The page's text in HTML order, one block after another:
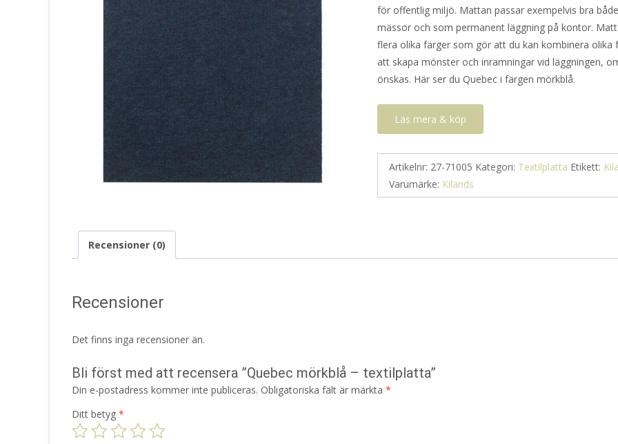
för offentlig miljö. Mattan passar exempelvis bra
mässor och som permanent läggning på kontor.
flera olika färger som gör att du kan kombinera olika
att skapa mönster och inramningar vid läggningen,
önskas. Här ser du Quebec i färgen mörkblå.
Läs mera & köp
Artikelnr: 27-71005 Kategori: Textilplatta Etikett:
Varumärke: Kilands
Recensioner (0)
Recensioner
Det finns inga recensioner än.
Bli först med att recensera ”Quebec mörkblå – textilplatta”
Din e-postadress kommer inte publiceras. Obligatoriska fält är märkta *
Ditt betyg *